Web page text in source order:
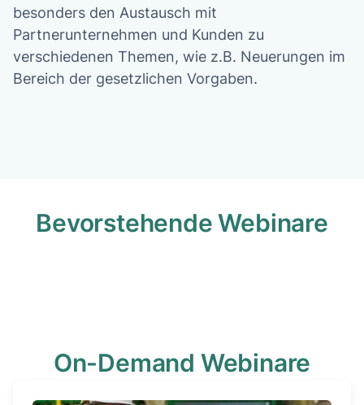
besonders den Austausch mit
Partnerunternehmen und Kunden zu
verschiedenen Themen, wie z.B. Neuerungen im
Bereich der gesetzlichen Vorgaben.
Bevorstehende Webinare
On-Demand Webinare